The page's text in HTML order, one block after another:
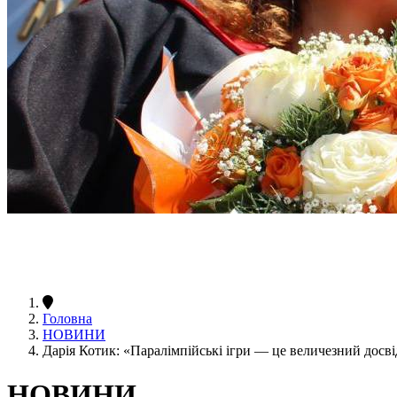
Головна
НОВИНИ
Дарія Котик: «Паралімпійські ігри — це величезний